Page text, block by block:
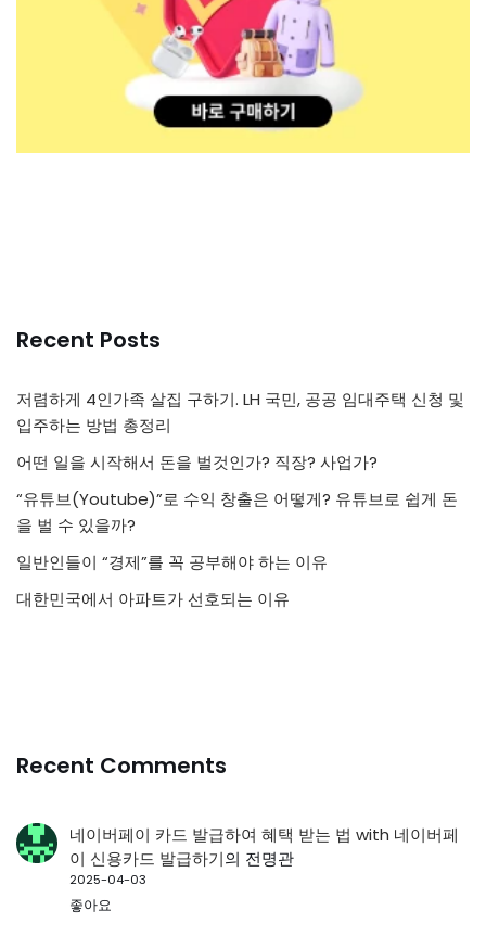
Recent Posts
저렴하게 4인가족 살집 구하기. LH 국민, 공공 임대주택 신청 및
입주하는 방법 총정리
어떤 일을 시작해서 돈을 벌것인가? 직장? 사업가?
“유튜브(Youtube)”로 수익 창출은 어떻게? 유튜브로 쉽게 돈
을 벌 수 있을까?
일반인들이 “경제”를 꼭 공부해야 하는 이유
대한민국에서 아파트가 선호되는 이유
Recent Comments
네이버페이 카드 발급하여 혜택 받는 법 with 네이버페
이 신용카드 발급하기의 전명관
2025-04-03
좋아요